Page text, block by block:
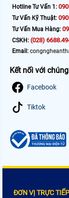
Hotline Tư Vấn 1:
Tư Vấn Kỹ Thuật:
Tư Vấn Mua Hàng:
CSKH: (028)
Email:
Kết nối với
Facebook
Tiktok
ĐƠN VỊ TRỰC